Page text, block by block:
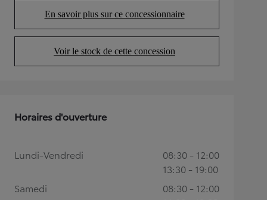
En savoir plus sur ce concessionnaire
(Opens in new tab)
Voir le stock de cette concession
(Opens in new tab)
Horaires d'ouverture
Lundi-Vendredi
08:30 - 12:00
13:30 - 19:00
Samedi
08:30 - 12:00